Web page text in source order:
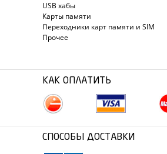
USB хабы
Карты памяти
Переходники карт памяти и SIM
Прочее
КАК ОПЛАТИТЬ
СПОСОБЫ ДОСТАВКИ